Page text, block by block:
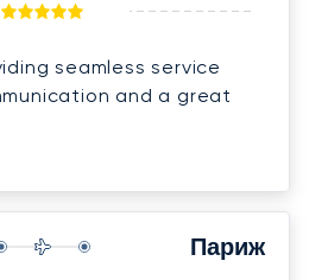
seamless service
and a great
Париж